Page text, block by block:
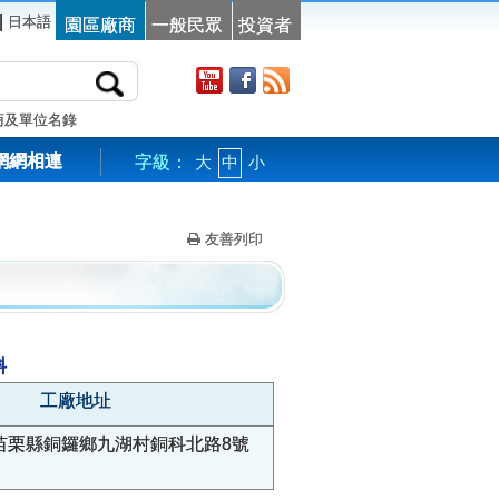
日本語 園區廠商 一般民眾 投資者
及單位名錄
網相連 字級： 大 中 小
友善列印
工廠地址
栗縣銅鑼鄉九湖村銅科北路8號